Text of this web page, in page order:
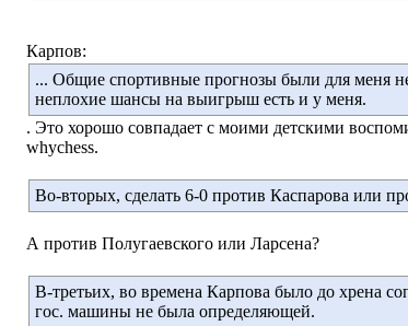
Карпов:
... Общие спортивные прогнозы были для меня
неплохие шансы на выигрыш есть и у меня.
. Это хорошо совпадает с моими детскими
whychess.
Во-вторых, сделать 6-0 против Каспарова или
А против Полугаевского или Ларсена?
В-третьих, во времена Карпова было до хрена
гос. машины не была определяющей.